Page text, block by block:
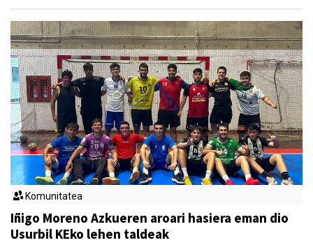
Komunitatea
Iñigo Moreno Azkueren aroari hasiera eman dio
Usurbil KEko lehen taldeak